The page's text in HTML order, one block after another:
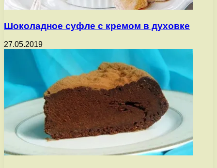
Шоколадное суфле с кремом в духовке
27.05.2019